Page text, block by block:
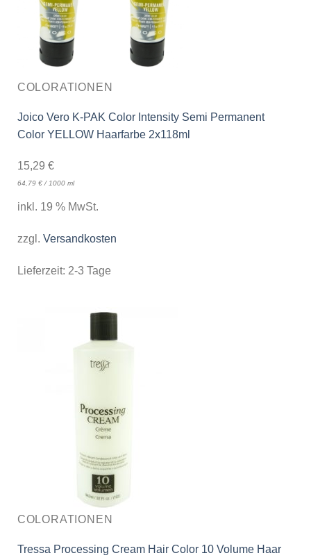
COLORATIONEN
Joico Vero K-PAK Color Intensity Semi Permanent
Color YELLOW Haarfarbe 2x118ml
15,29 €
64,79 €/1000 ml
inkl. 19 % MwSt.
zzgl. Versandkosten
Lieferzeit: 2-3 Tage
COLORATIONEN
Tressa Processing Cream Hair Color 10 Volume Haar